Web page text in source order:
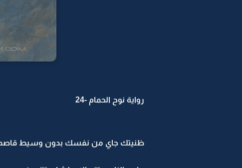
رواية نوح الحمام -24
ظنيتك جاي من نفسك بدون وسيط قاصد